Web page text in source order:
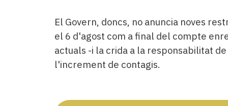
El Govern, doncs, no anuncia noves
el 6 d'agost com a final del compte
actuals -i la crida a la responsabilitat
l'increment de contagis.